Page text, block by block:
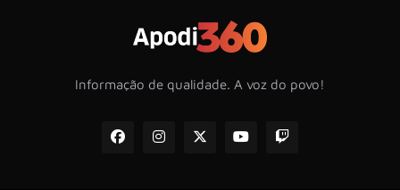
Informação de qualidade. A voz do povo!